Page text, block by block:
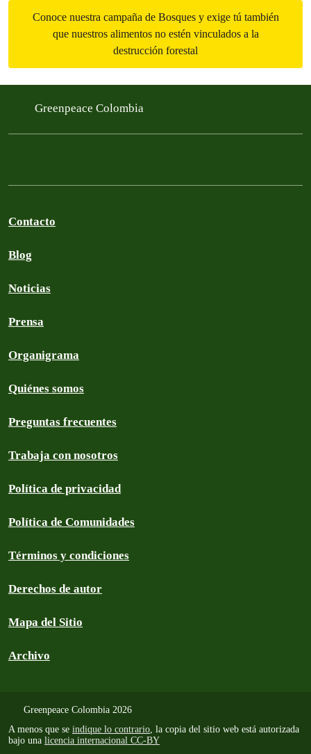
Conoce nuestra campaña de Bosques y exige tú también
que nuestros alimentos no estén vinculados a la
destrucción forestal
Greenpeace Colombia
Contacto
Blog
Noticias
Prensa
Organigrama
Quiénes somos
Preguntas frecuentes
Trabaja con nosotros
Política de privacidad
Política de Comunidades
Términos y condiciones
Derechos de autor
Mapa del Sitio
Archivo
Greenpeace Colombia 2026
A menos que se indique lo contrario, la copia del sitio web está autorizada
bajo una licencia internacional CC-BY